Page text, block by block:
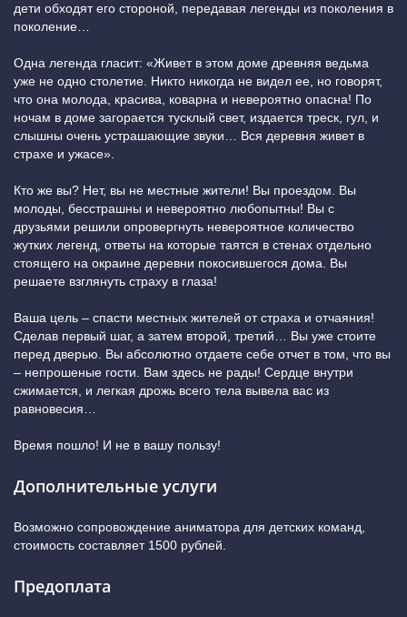
Геологическая
дети обходят его стороной, передавая легенды из поколения в
поколение…
Одна легенда гласит: «Живет в этом доме древняя ведьма
уже не одно столетие. Никто никогда не видел ее, но говорят,
что она молода, красива, коварна и невероятно опасна! По
ночам в доме загорается тусклый свет, издается треск, гул, и
слышны очень устрашающие звуки… Вся деревня живет в
страхе и ужасе».
Кто же вы? Нет, вы не местные жители! Вы проездом. Вы
молоды, бесстрашны и невероятно любопытны! Вы с
друзьями решили опровергнуть невероятное количество
жутких легенд, ответы на которые таятся в стенах отдельно
стоящего на окраине деревни покосившегося дома. Вы
решаете взглянуть страху в глаза!
Ваша цель – спасти местных жителей от страха и отчаяния!
Сделав первый шаг, а затем второй, третий… Вы уже стоите
перед дверью. Вы абсолютно отдаете себе отчет в том, что вы
– непрошеные гости. Вам здесь не рады! Сердце внутри
сжимается, и легкая дрожь всего тела вывела вас из
равновесия…
Время пошло! И не в вашу пользу!
Дополнительные услуги
Возможно сопровождение аниматора для детских команд,
стоимость составляет 1500 рублей.
Предоплата